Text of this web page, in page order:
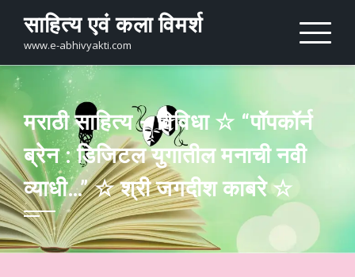
content
साहित्य एवं कला विमर्श
www.e-abhivyakti.com
मराठी साहित्य – विविधा ☆ “पॉपकॉर्न
ब्रेन : डिजिटल युगातील मनाची नवी
व्याधी…” ☆ श्री जगदीश काबरे ☆